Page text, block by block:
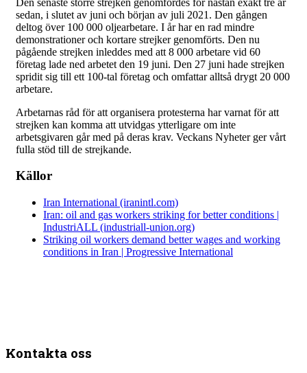
sedan, i slutet av juni och början av juli 2021. Den gången
deltog över 100 000 oljearbetare. I år har en rad mindre
demonstrationer och kortare strejker genomförts. Den nu
pågående strejken inleddes med att 8 000 arbetare vid 60
företag lade ned arbetet den 19 juni. Den 27 juni hade strejken
spridit sig till ett 100-tal företag och omfattar alltså drygt 20 000
arbetare.
Arbetarnas råd för att organisera protesterna har varnat för att
strejken kan komma att utvidgas ytterligare om inte
arbetsgivaren går med på deras krav. Veckans Nyheter ger vårt
fulla stöd till de strejkande.
Källor
Iran International (iranintl.com)
Iran: oil and gas workers striking for better conditions |
IndustriALL (industriall-union.org)
Striking oil workers demand better wages and working
conditions in Iran | Progressive International
Kontakta oss